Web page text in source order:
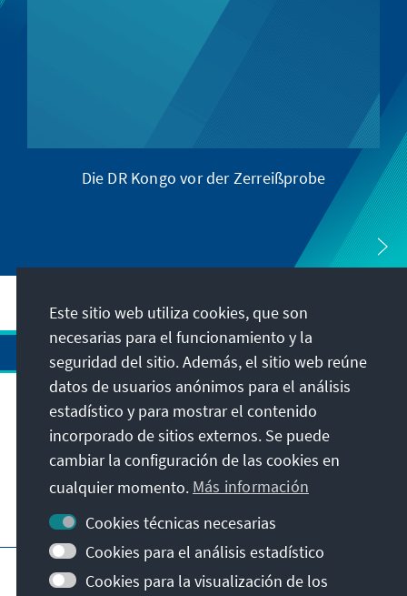
Die DR Kongo vor der Zerreißprobe
Dirección
Contacto
Visita también
Página principal de la KAS
Protección de datos
Condiciones de uso
Este sitio web utiliza cookies, que son
necesarias para el funcionamiento y la
seguridad del sitio. Además, el sitio web reúne
datos de usuarios anónimos para el análisis
estadístico y para mostrar el contenido
incorporado de sitios externos. Se puede
cambiar la configuración de las cookies en
cualquier momento. Más información
Cookies técnicas necesarias
Cookies para el análisis estadístico
Cookies para la visualización de los